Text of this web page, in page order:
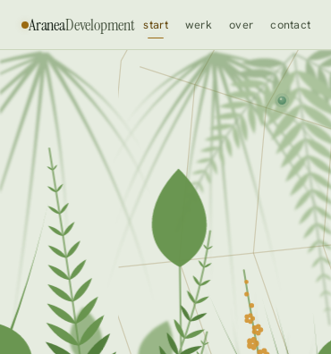
AraneaDevelopment start werk over contact